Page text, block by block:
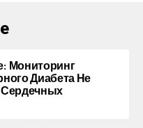
Мониторинг
Диабета Не
Сердечных